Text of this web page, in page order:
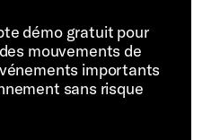
démo gratuit pour
mouvements de
importants
sans risque